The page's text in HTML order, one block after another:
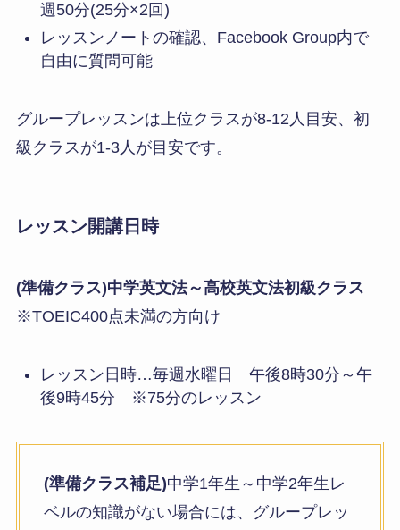
週50分(25分×2回)
レッスンノートの確認、Facebook Group内で
自由に質問可能
グループレッスンは上位クラスが8-12人目安、初
級クラスが1-3人が目安です。
レッスン開講日時
(準備クラス)中学英文法～高校英文法初級クラス
※TOEIC400点未満の方向け
レッスン日時…毎週水曜日 午後8時30分～午
後9時45分 ※75分のレッスン
(準備クラス補足)中学1年生～中学2年生レ
ベルの知識がない場合には、グループレッ